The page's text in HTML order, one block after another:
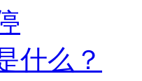
什么？